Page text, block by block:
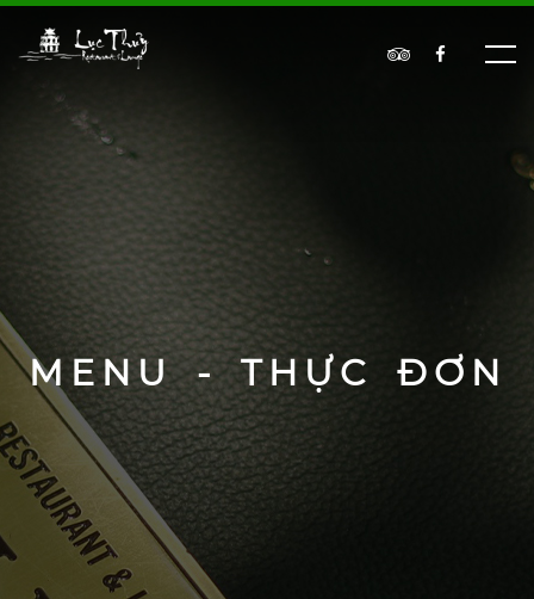
MENU - THỰC ĐƠN